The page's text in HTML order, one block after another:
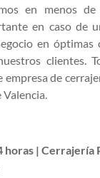
en menos
en caso de
en óptimas
clientes.
de
| Cerrajería